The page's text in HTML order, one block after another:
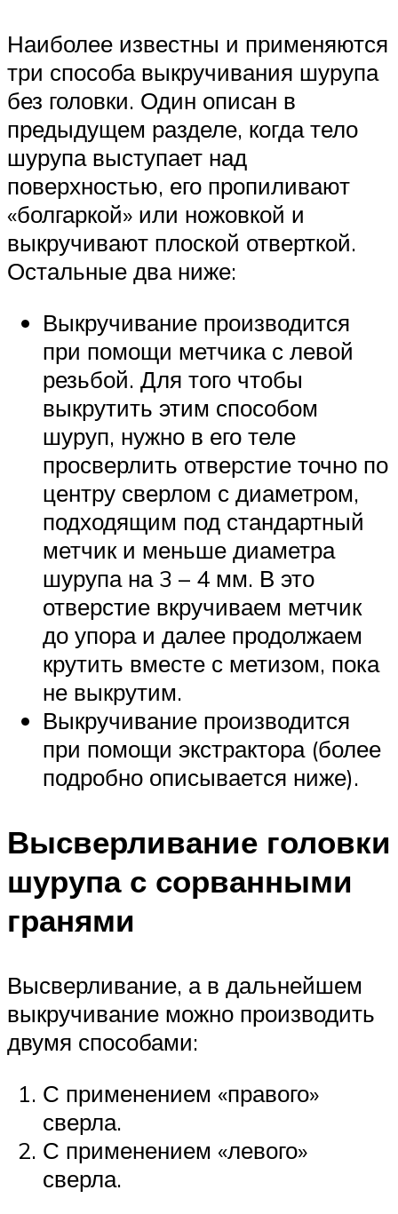
Наиболее известны и применяются
три способа выкручивания шурупа
без головки. Один описан в
предыдущем разделе, когда тело
шурупа выступает над
поверхностью, его пропиливают
«болгаркой» или ножовкой и
выкручивают плоской отверткой.
Остальные два ниже:
Выкручивание производится
при помощи метчика с левой
резьбой. Для того чтобы
выкрутить этим способом
шуруп, нужно в его теле
просверлить отверстие точно по
центру сверлом с диаметром,
подходящим под стандартный
метчик и меньше диаметра
шурупа на 3 – 4 мм. В это
отверстие вкручиваем метчик
до упора и далее продолжаем
крутить вместе с метизом, пока
не выкрутим.
Выкручивание производится
при помощи экстрактора (более
подробно описывается ниже).
Высверливание головки
шурупа с сорванными
гранями
Высверливание, а в дальнейшем
выкручивание можно производить
двумя способами:
С применением «правого»
сверла.
С применением «левого»
сверла.